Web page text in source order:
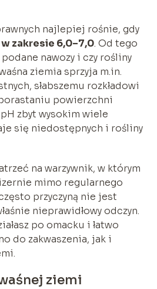
najlepiej rośnie, gdy
zakresie 6,0–7,0. Od tego
podane nawozy i czy rośliny
ziemia sprzyja m.in.
słabszemu rozkładowi
powierzchni
zbyt wysokim wiele
się niedostępnych i rośliny
na warzywnik, w którym
mimo regularnego
przyczyną nie jest
nieprawidłowy odczyn.
po omacku i łatwo
do zakwaszenia, jak i
ziemi